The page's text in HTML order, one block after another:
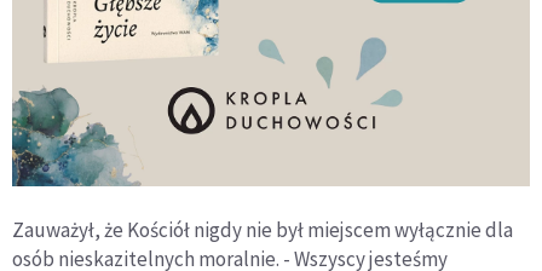
Zauważył, że Kościół nigdy nie był miejscem wyłącznie dla
osób nieskazitelnych moralnie. - Wszyscy jesteśmy